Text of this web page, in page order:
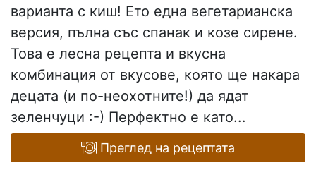
варианта с киш! Ето една вегетарианска
версия, пълна със спанак и козе сирене.
Това е лесна рецепта и вкусна
комбинация от вкусове, която ще накара
децата (и по-неохотните!) да ядат
зеленчуци :-) Перфектно е като...
Преглед на рецептата